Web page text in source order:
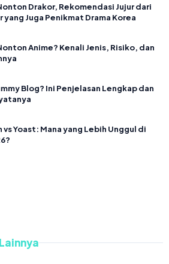
Drakor, Rekomendasi Jujur dari
yang Juga Penikmat Drama Korea
Anime? Kenali Jenis, Risiko, dan
Blog? Ini Penjelasan Lengkap dan
vs Yoast: Mana yang Lebih Unggul di